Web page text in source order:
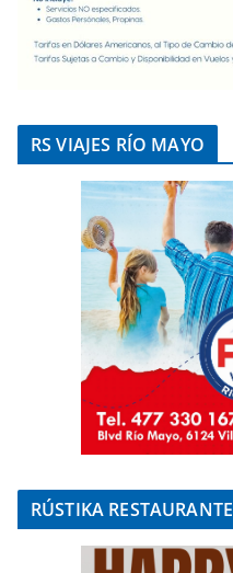
RS VIAJES RÍO MAYO
RÚSTIKA RESTAURANTE